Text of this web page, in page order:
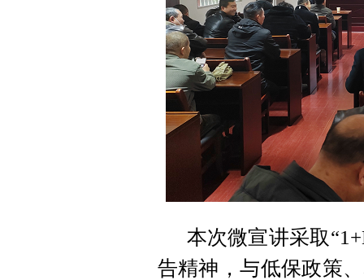
本次微宣讲采取
告精神，与低保政策